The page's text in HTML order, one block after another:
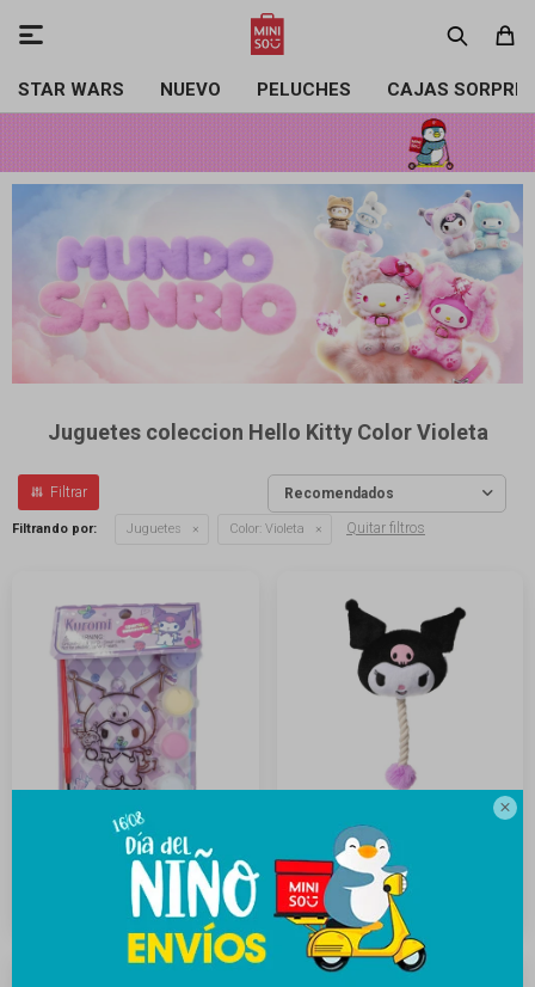

STAR WARS NUEVO PELUCHES CAJAS

Juguetes coleccion Hello Kitty Color Violeta
Recomendados
Filtrando por: Juguetes Color: Violeta Quitar filtros
Atrapasol Sanrio DIY -
Juguete mascota Sanrio -
Kuromi
$ 289 389